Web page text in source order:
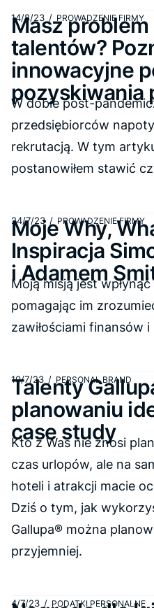
14/8/23 / PROWADZENIE FIRMY
Masz
talentów?
innowacyjne
pozyskiwania
W dobie post-
przedsiębiorców
rekrutacją. W tym
postanowiłem stawić
24/7/23 / PROWADZENIE FIRMY
Moje Why,
Inspiracja
i Adamem
Moją misją jest
pomagając im
zawiłościami finansów
10/7/23 / PERSONAL BRAND
Talenty
planowaniu
case study
Kto z Was nie znosi
czas urlopów, ale na
hoteli i atrakcji macie
Dziś o tym, jak
Gallupa® można
przyjemniej.
4/7/23 / PODATKI PERSONALNE